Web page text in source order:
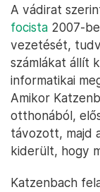
A vádirat
focista 2007-
vezetését,
számlákat állít
informatikai
Amikor
otthonából,
távozott, majd
kiderült, hogy
Katzenbach